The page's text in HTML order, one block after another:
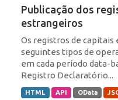
Publicação dos
estrangeiros
Os registros de
seguintes tipos de
em cada período data-
Registro Declaratório...
HTML API OData